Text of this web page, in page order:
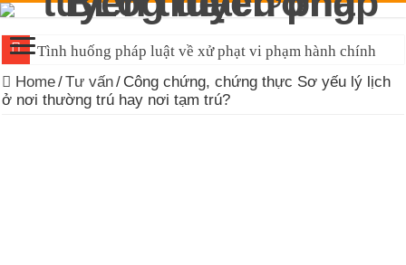
Tình huống pháp luật về xử phạt vi phạm hành chính
Home/Tư vấn/ Công chứng, chứng thực Sơ yếu lý lịch
ở nơi thường trú hay nơi tạm trú?